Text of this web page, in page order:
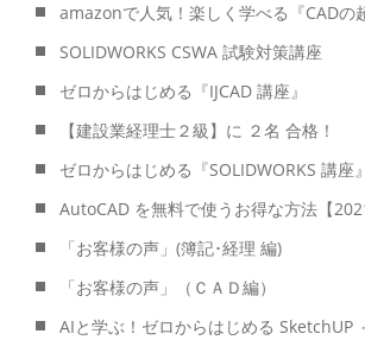
amazonで人気！楽しく学べる『CADの
SOLIDWORKS CSWA 試験対策講座
ゼロからはじめる『IJCAD 講座』
【建設業経理士２級】に ２名 合格！
ゼロからはじめる『SOLIDWORKS 講座』
AutoCAD を無料で使うお得な方法【
「お客様の声」(簿記･経理 編)
「お客様の声」（ＣＡＤ編）
AIと学ぶ！ゼロからはじめる SketchUP